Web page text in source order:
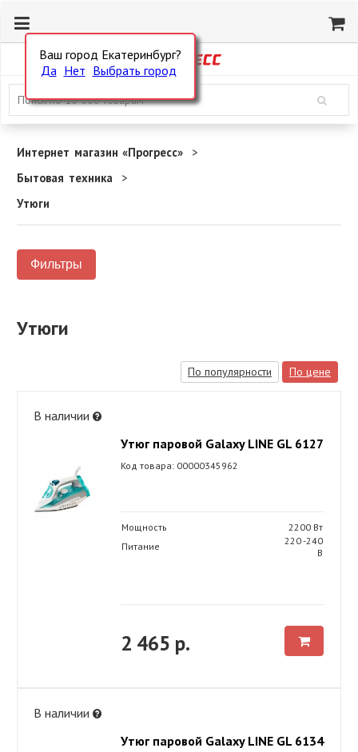
Ваш город Екатеринбург?
Да Нет Выбрать город
Интернет магазин «Прогресс»
Бытовая техника
Утюги
Фильтры
Утюги
По популярности По цене
В наличии
Утюг паровой Galaxy LINE GL 6127
Код товара: 00000345962
Мощность
2200 Вт
Питание
220 -240
В
2 465 р.
В наличии
Утюг паровой Galaxy LINE GL 6134